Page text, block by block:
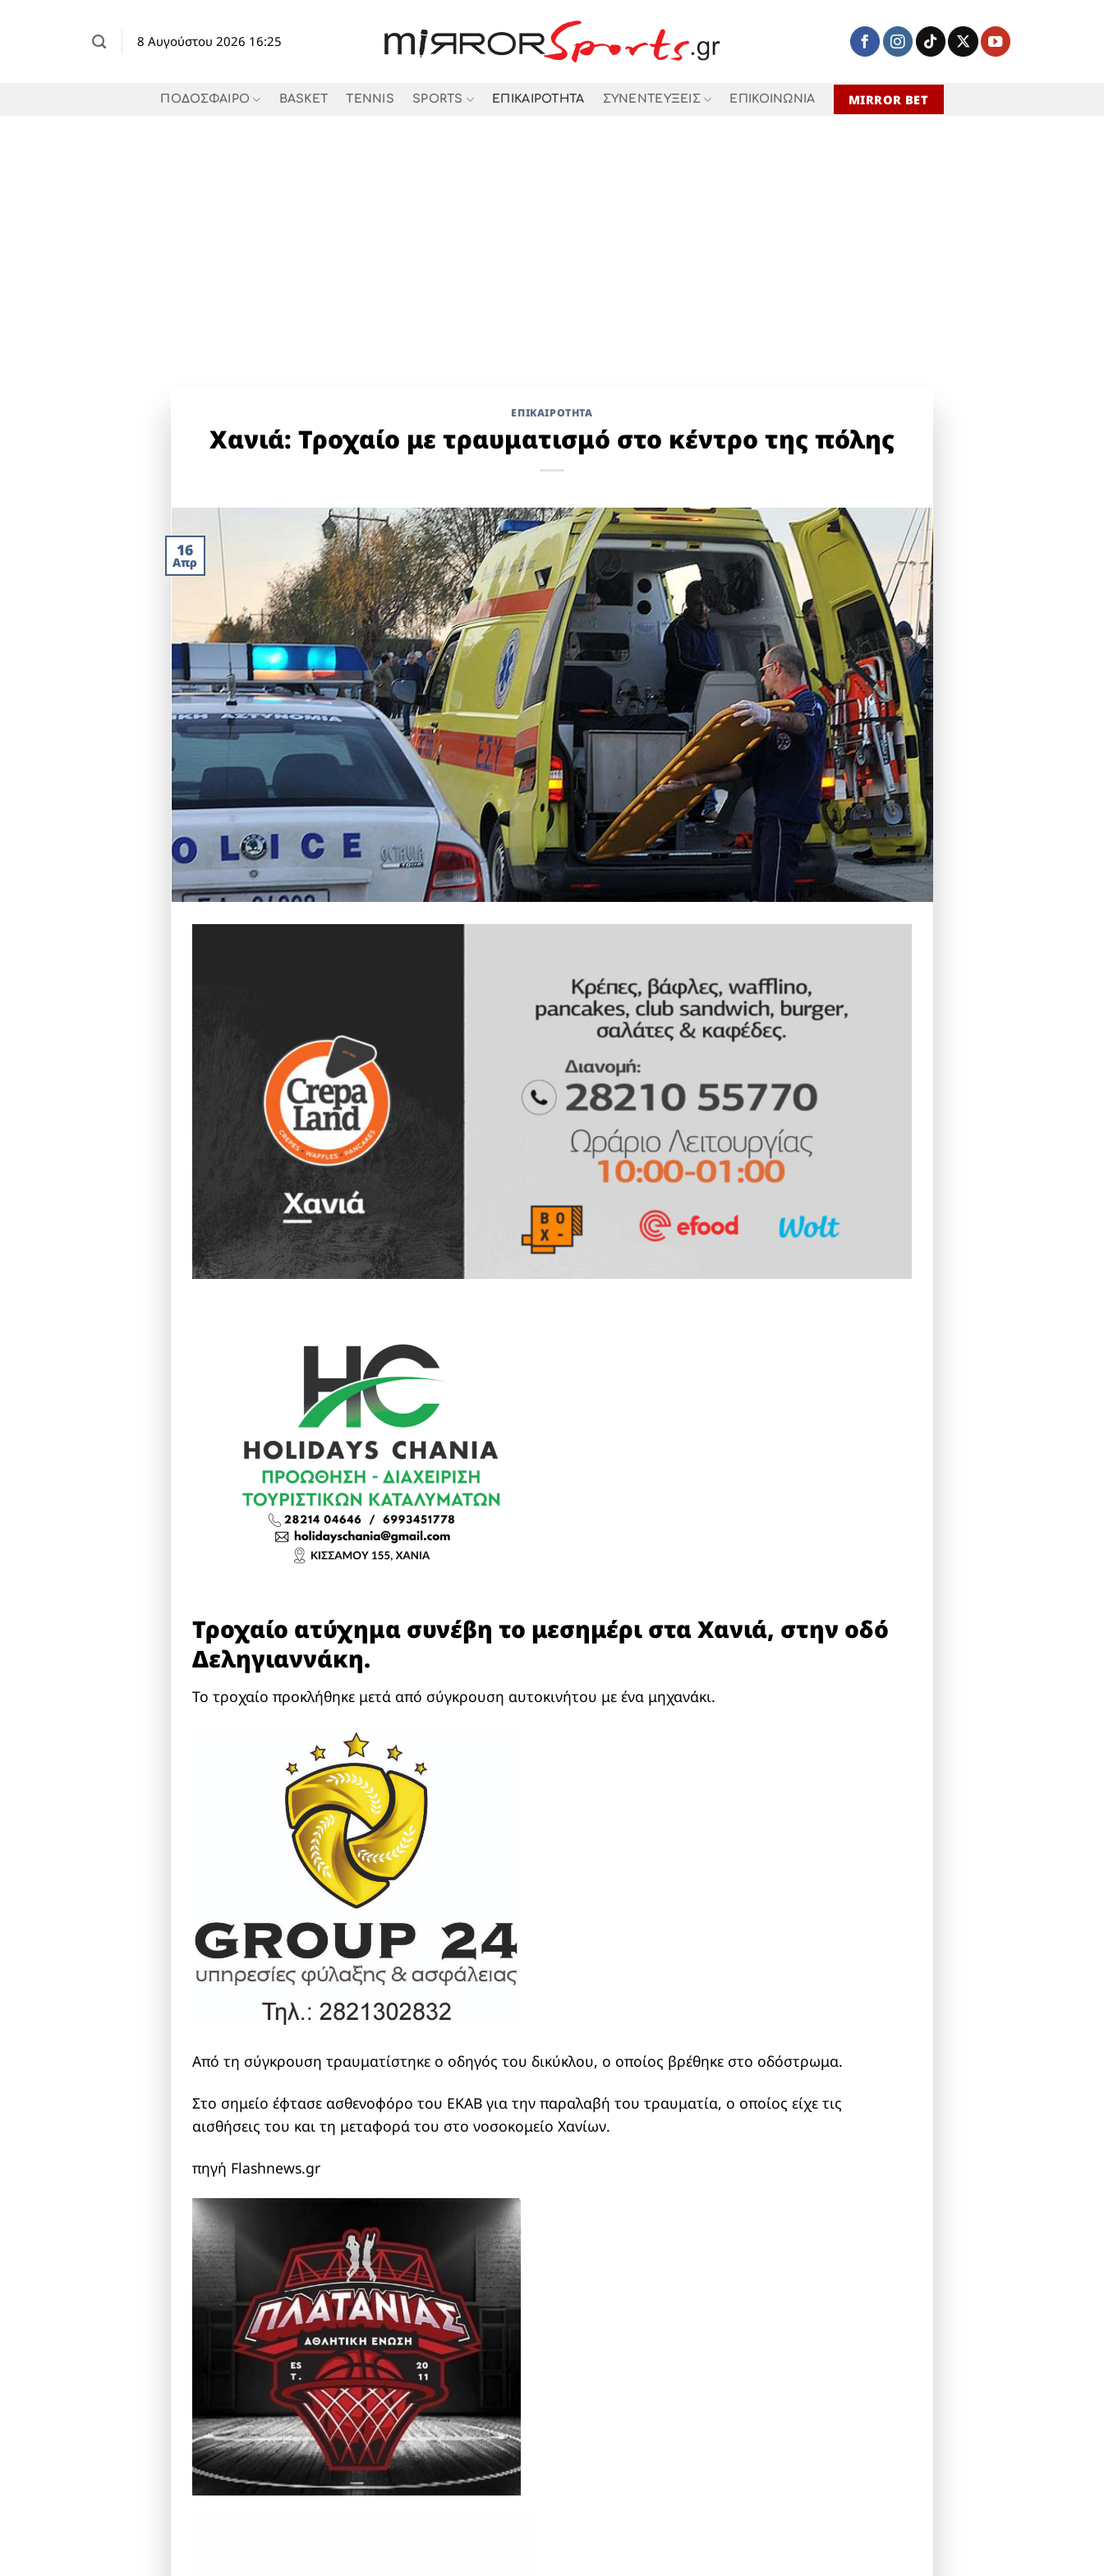
8 Αυγούστου 2026 16:25
ΠΟΔΟΣΦΑΙΡΟ BASKET TENNIS SPORTS ΕΠΙΚΑΙΡΟΤΗΤΑ ΣΥΝΕΝΤΕΥΞΕΙΣ ΕΠΙΚΟΙΝΩΝΙΑ MIRROR BET
ΕΠΙΚΑΙΡΟΤΗΤΑ
Χανιά: Τροχαίο με τραυματισμό στο κέντρο της πόλης
16
Απρ
Τροχαίο ατύχημα συνέβη το μεσημέρι στα Χανιά, στην οδό
Δεληγιαννάκη.
Το τροχαίο προκλήθηκε μετά από σύγκρουση αυτοκινήτου με ένα μηχανάκι.
Από τη σύγκρουση τραυματίστηκε ο οδηγός του δικύκλου, ο οποίος βρέθηκε στο οδόστρωμα.
Στο σημείο έφτασε ασθενοφόρο του ΕΚΑΒ για την παραλαβή του τραυματία, ο οποίος είχε τις
αισθήσεις του και τη μεταφορά του στο νοσοκομείο Χανίων.
πηγή Flashnews.gr